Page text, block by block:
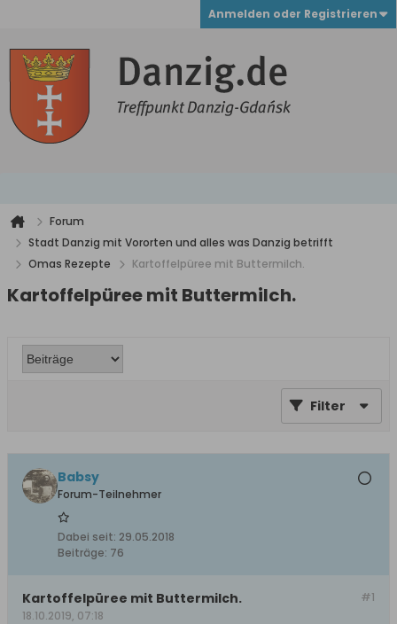
Anmelden oder Registrieren
Forum
Stadt Danzig mit Vororten und alles was Danzig betrifft
Omas Rezepte
Kartoffelpüree mit Buttermilch.
Kartoffelpüree mit Buttermilch.
Filter
Babsy
Forum-Teilnehmer
Dabei seit: 29.05.2018
Beiträge: 76
#1
Kartoffelpüree mit Buttermilch.
18.10.2019, 07:18